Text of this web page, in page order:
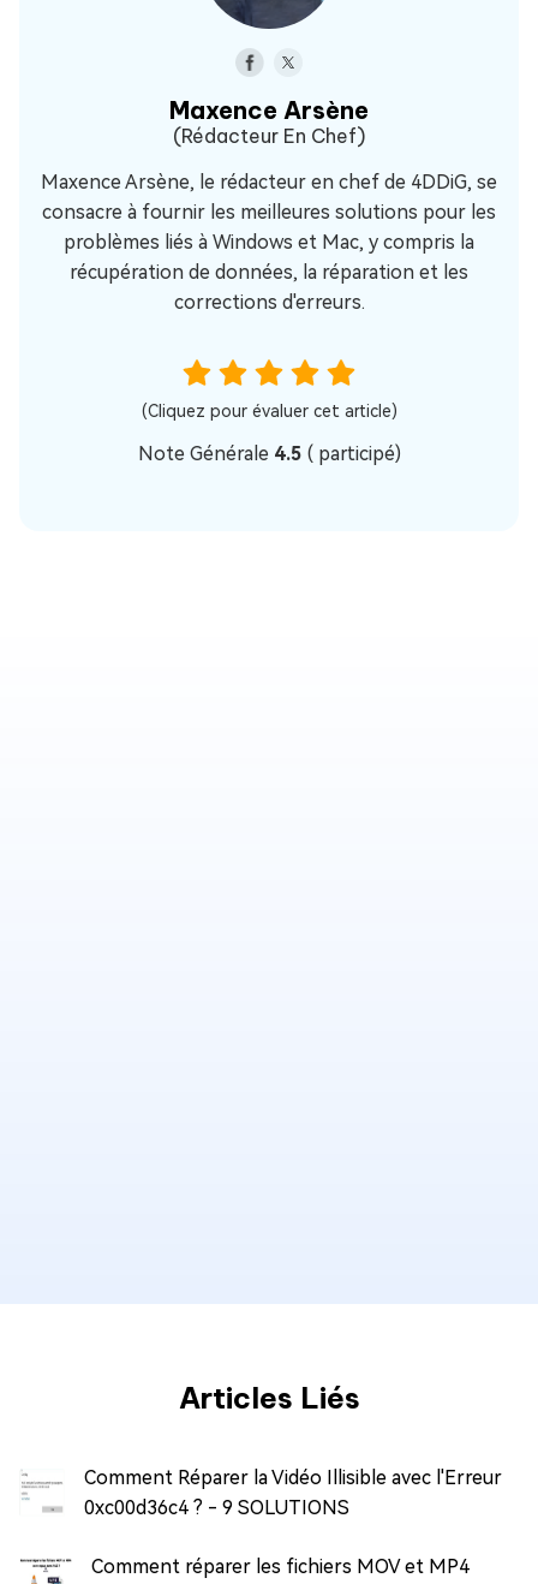
Maxence Arsène
(Rédacteur En Chef)
Maxence Arsène, le rédacteur en chef de 4DDiG, se
consacre à fournir les meilleures solutions pour les
problèmes liés à Windows et Mac, y compris la
récupération de données, la réparation et les
corrections d'erreurs.
(Cliquez pour évaluer cet article)
Note Générale 4.5 ( participé)
Articles Liés
Comment Réparer la Vidéo Illisible avec l'Erreur
0xc00d36c4 ? - 9 SOLUTIONS
Comment réparer les fichiers MOV et MP4